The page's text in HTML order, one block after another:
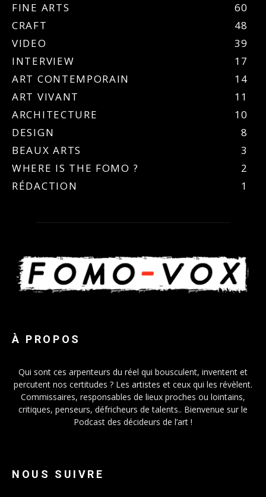
FINE ARTS
60
CRAFT
48
VIDEO
39
INTERVIEW
17
ART CONTEMPORAIN
14
ART VIVANT
11
ARCHITECTURE
10
DESIGN
8
BEAUX ARTS
3
WHERE IS THE FOMO ?
2
RÉDACTION
1
À PROPOS
Qui sont ces arpenteurs du réel qui bousculent, inventent et
percutent nos certitudes ? Les artistes et ceux qui les révèlent.
Commissaires, responsables de lieux proches ou lointains,
critiques, penseurs, défricheurs de talents.. Bienvenue sur le
Podcast des décideurs de l’art !
NOUS SUIVRE